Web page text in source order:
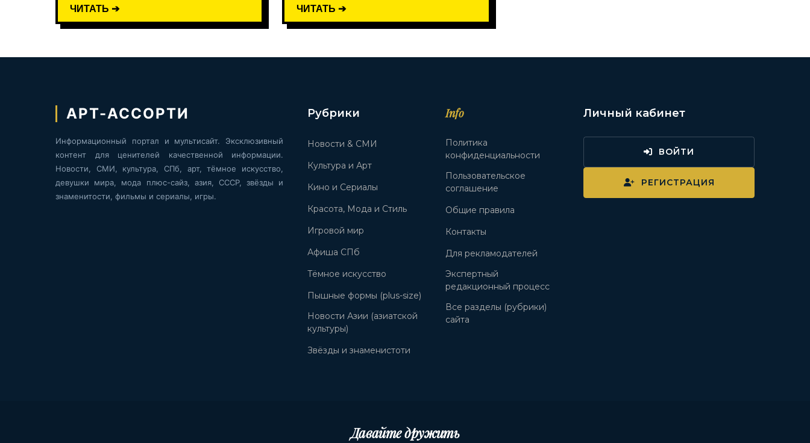
ЧИТАТЬ ➔ ЧИТАТЬ ➔
АРТ-АССОРТИ
Информационный портал и мультисайт. Эксклюзивный
контент для ценителей качественной информации.
Новости, СМИ, культура, СПб, арт, тёмное искусство,
девушки мира, мода плюс-сайз, азия, СССР, звёзды и
знаменитости, фильмы и сериалы, игры.
Рубрики
Новости & СМИ
Культура и Арт
Кино и Сериалы
Красота, Мода и Стиль
Игровой мир
Афиша СПб
Тёмное искусство
Пышные формы (plus-size)
Новости Азии (азиатской
культуры)
Звёзды и знаменистоти
Info
Политика
конфиденциальности
Пользовательское
соглашение
Общие правила
Контакты
Для рекламодателей
Экспертный
редакционный процесс
Все разделы (рубрики)
сайта
Личный кабинет
ВОЙТИ
РЕГИСТРАЦИЯ
Давайте дружить